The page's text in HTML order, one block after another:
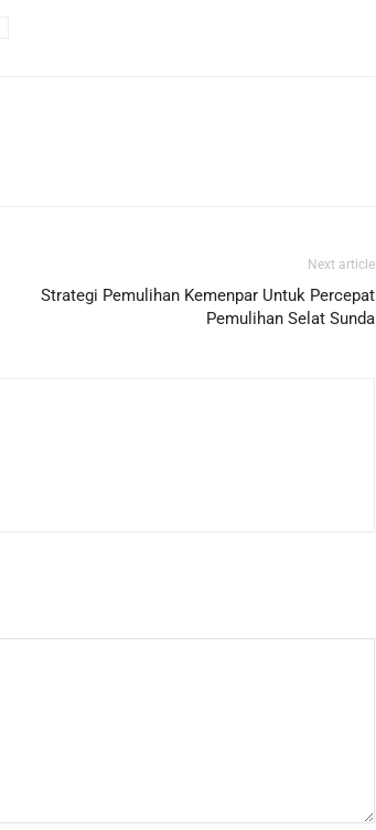
Next article
Strategi Pemulihan Kemenpar Untuk Percepat
Pemulihan Selat Sunda